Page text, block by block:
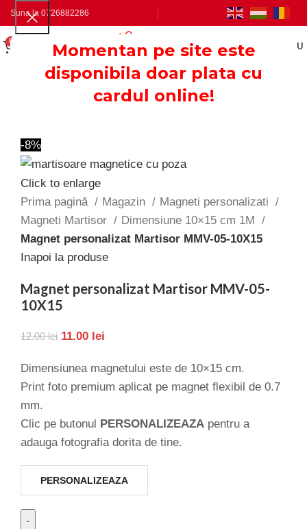
Momentan pe site este
disponibila doar plata cu
cardul online!
Suna la 0726882286
0 LEI MENU
-8%
Click to enlarge
Prima pagină
Magazin
Magneti personalizati
Magneti Martisor
Dimensiune 10×15 cm 1M
Magnet personalizat Martisor MMV-05-10X15
Inapoi la produse
Magnet personalizat Martisor MMV-05-
10X15
12.00lei 11.00 lei
Dimensiunea magnetului este de 10×15 cm.
Print foto premium aplicat pe magnet flexibil de 0.7
mm.
Clic pe butonul PERSONALIZEAZA pentru a
adauga fotografia dorita de tine.
PERSONALIZEAZA